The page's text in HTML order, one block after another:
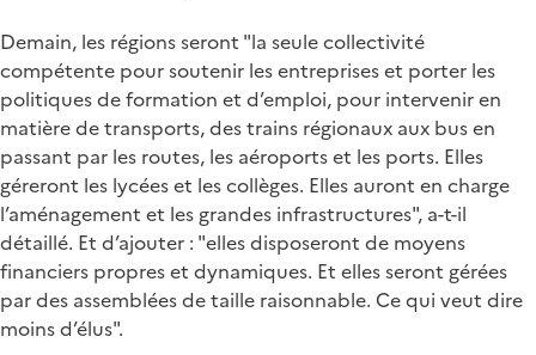
Demain, les régions seront "la seule collectivité
compétente pour soutenir les entreprises et porter les
politiques de formation et d’emploi, pour intervenir en
matière de transports, des trains régionaux aux bus en
passant par les routes, les aéroports et les ports. Elles
géreront les lycées et les collèges. Elles auront en charge
l’aménagement et les grandes infrastructures", a-t-il
détaillé. Et d’ajouter : "elles disposeront de moyens
financiers propres et dynamiques. Et elles seront gérées
par des assemblées de taille raisonnable. Ce qui veut dire
moins d’élus".